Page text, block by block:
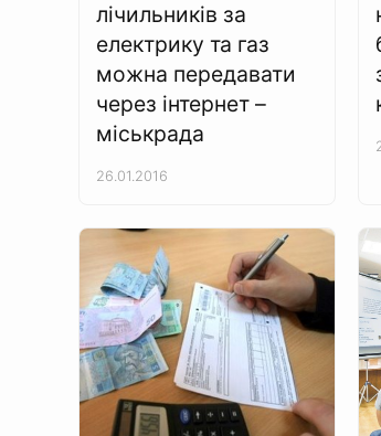
лічильників за
електрику та газ
можна передавати
через інтернет –
міськрада
26.01.2016